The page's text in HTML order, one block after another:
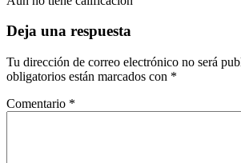
Deja una respuesta
Tu dirección de correo electrónico no será
obligatorios están marcados con *
Comentario *